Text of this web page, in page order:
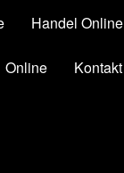
Handel Online
Online Kontakt